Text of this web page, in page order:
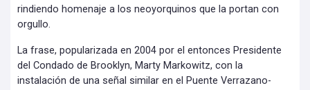
rindiendo homenaje a los neoyorquinos que la portan con
orgullo.
La frase, popularizada en 2004 por el entonces Presidente
del Condado de Brooklyn, Marty Markowitz, con la
instalación de una señal similar en el Puente Verrazano-